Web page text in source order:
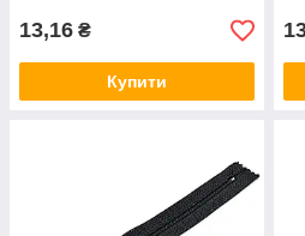
13,16 ₴
Купити